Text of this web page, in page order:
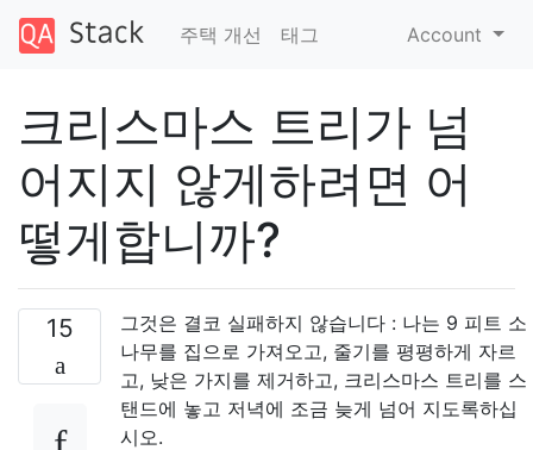
주택 개선 태그 Account
크리스마스 트리가 넘
어지지 않게하려면 어
떻게합니까?
15
그것은 결코 실패하지 않습니다 : 나는 9 피트 소
나무를 집으로 가져오고, 줄기를 평평하게 자르
고, 낮은 가지를 제거하고, 크리스마스 트리를 스
탠드에 놓고 저녁에 조금 늦게 넘어 지도록하십
시오.